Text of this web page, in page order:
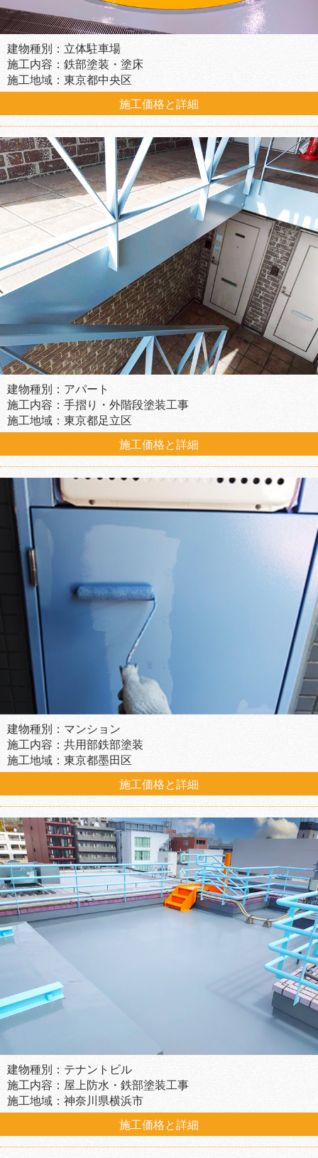
建物種別：立体駐車場
施工内容：鉄部塗装・塗床
施工地域：東京都中央区
施工価格と詳細
建物種別：アパート
施工内容：手摺り・外階段塗装工事
施工地域：東京都足立区
施工価格と詳細
建物種別：マンション
施工内容：共用部鉄部塗装
施工地域：東京都墨田区
施工価格と詳細
建物種別：テナントビル
施工内容：屋上防水・鉄部塗装工事
施工地域：神奈川県横浜市
施工価格と詳細